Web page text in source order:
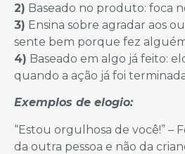
2) Baseado no produto: foca
3) Ensina sobre agradar aos
sente bem porque fez
4) Baseado em algo já feito:
quando a ação já foi
Exemplos de elogio:
“Estou orgulhosa de você!” –
da outra pessoa e não da